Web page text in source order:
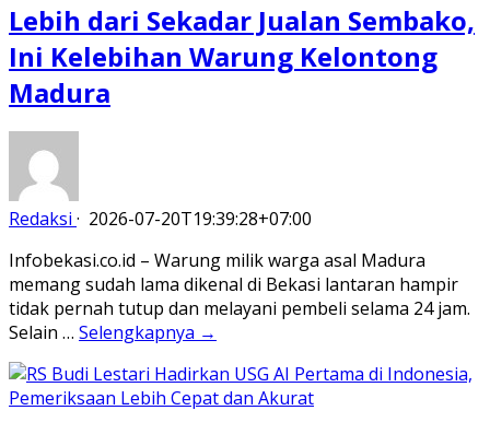
Lebih dari Sekadar Jualan Sembako,
Ini Kelebihan Warung Kelontong
Madura
Redaksi · 2026-07-20T19:39:28+07:00
Infobekasi.co.id – Warung milik warga asal Madura
memang sudah lama dikenal di Bekasi lantaran hampir
tidak pernah tutup dan melayani pembeli selama 24 jam.
Selain … Selengkapnya →